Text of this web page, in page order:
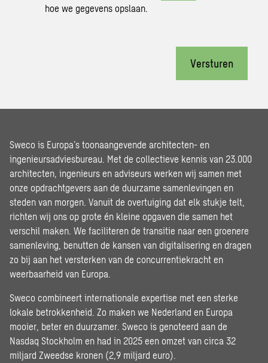
hoe we gegevens opslaan.
Versturen
Sweco is Europa’s toonaangevende architecten- en
ingenieursadviesbureau. Met de collectieve kennis van 23.000
architecten, ingenieurs en adviseurs werken wij samen met
onze opdrachtgevers aan de duurzame samenlevingen en
steden van morgen. Vanuit de overtuiging dat elk stukje telt,
richten wij ons op grote én kleine opgaven die samen het
verschil maken. We faciliteren de transitie naar een groenere
samenleving, benutten de kansen van digitalisering en dragen
zo bij aan het versterken van de concurrentiekracht en
weerbaarheid van Europa.
Sweco combineert internationale expertise met een sterke
lokale betrokkenheid. Zo maken we Nederland en Europa
mooier, beter en duurzamer. Sweco is genoteerd aan de
Nasdaq Stockholm en had in 2025 een omzet van circa 32
miljard Zweedse kronen (2,9 miljard euro).